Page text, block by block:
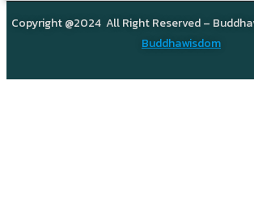
Copyright @2024 All Right Reserved –
Buddhawisdom